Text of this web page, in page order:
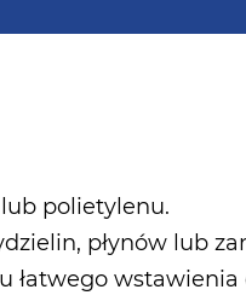
polietylenu.
płynów lub
łatwego